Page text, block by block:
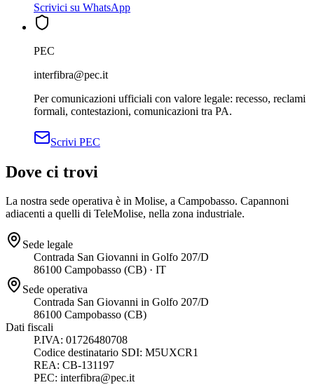
Scrivici su WhatsApp
PEC
interfibra@pec.it
Per comunicazioni ufficiali con valore legale: recesso, reclami
formali, contestazioni, comunicazioni tra PA.
Scrivi PEC
Dove ci trovi
La nostra sede operativa è in Molise, a Campobasso. Capannoni
adiacenti a quelli di TeleMolise, nella zona industriale.
Sede legale
Contrada San Giovanni in Golfo 207/D
86100 Campobasso (CB) · IT
Sede operativa
Contrada San Giovanni in Golfo 207/D
86100 Campobasso (CB)
Dati fiscali
P.IVA: 01726480708
Codice destinatario SDI: M5UXCR1
REA: CB-131197
PEC: interfibra@pec.it